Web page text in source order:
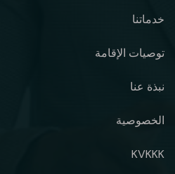
خدماتنا
توصيات الإقامة
نبذة عنا
الخصوصية
KVKKK